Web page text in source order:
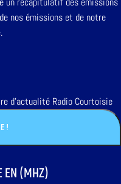
nos émissions et de notre
d'actualité Radio Courtoisie
EN (MHZ)